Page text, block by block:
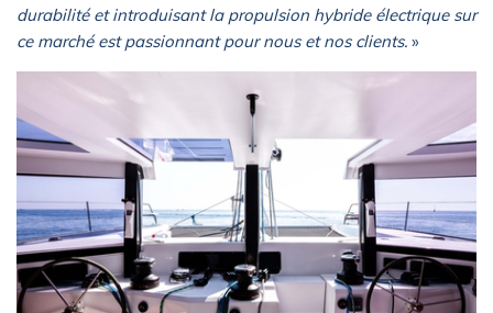
durabilité et introduisant la propulsion hybride électrique sur
ce marché est passionnant pour nous et nos clients. »